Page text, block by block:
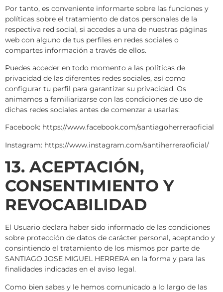
Por tanto, es conveniente informarte sobre las funciones y
políticas sobre el tratamiento de datos personales de la
respectiva red social, si accedes a una de nuestras páginas
web con alguno de tus perfiles en redes sociales o
compartes información a través de ellos.
Puedes acceder en todo momento a las políticas de
privacidad de las diferentes redes sociales, así como
configurar tu perfil para garantizar su privacidad. Os
animamos a familiarizarse con las condiciones de uso de
dichas redes sociales antes de comenzar a usarlas:
Facebook: https://www.facebook.com/santiagoherreraoficial
Instagram: https://www.instagram.com/santiherreraoficial/
13. ACEPTACIÓN,
CONSENTIMIENTO Y
REVOCABILIDAD
El Usuario declara haber sido informado de las condiciones
sobre protección de datos de carácter personal, aceptando y
consintiendo el tratamiento de los mismos por parte de
SANTIAGO JOSE MIGUEL HERRERA en la forma y para las
finalidades indicadas en el aviso legal.
Como bien sabes y le hemos comunicado a lo largo de las